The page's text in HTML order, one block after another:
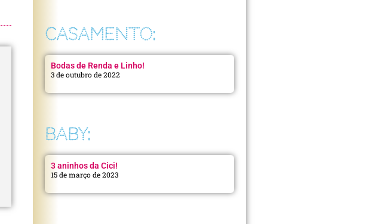
CASAMENTO:
Bodas de Renda e Linho!
3 de outubro de 2022
BABY:
3 aninhos da Cici!
15 de março de 2023